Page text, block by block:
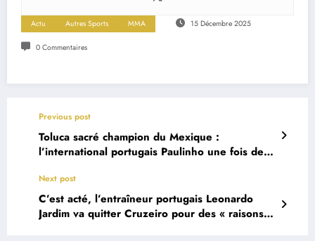
Actu Autres Sports MMA 15 Décembre 2025
0 Commentaires
Previous post
Toluca sacré champion du Mexique :
l’international portugais Paulinho une fois de
Next post
C’est acté, l’entraîneur portugais Leonardo
Jardim va quitter Cruzeiro pour des « raisons